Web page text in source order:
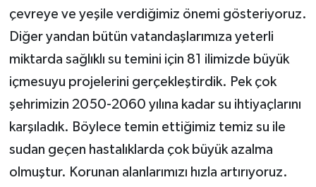
çevreye ve yeşile verdiğimiz önemi gösteriyoruz.
Diğer yandan bütün vatandaşlarımıza yeterli
miktarda sağlıklı su temini için 81 ilimizde büyük
içmesuyu projelerini gerçekleştirdik. Pek çok
şehrimizin 2050-2060 yılına kadar su ihtiyaçlarını
karşıladık. Böylece temin ettiğimiz temiz su ile
sudan geçen hastalıklarda çok büyük azalma
olmuştur. Korunan alanlarımızı hızla artırıyoruz.